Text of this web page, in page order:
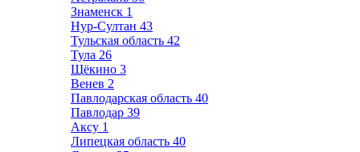
Знаменск 1
Нур-Султан 43
Тульская область 42
Тула 26
Щёкино 3
Венев 2
Павлодарская область 40
Павлодар 39
Аксу 1
Липецкая область 40